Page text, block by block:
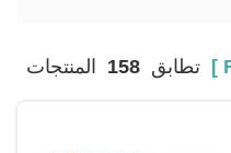
تطابق 158 المنتجات